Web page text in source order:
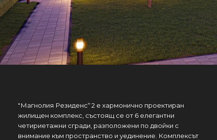
"Магнолия Резиденс“ 2 е хармонично проектиран
жилищен комплекс, състоящ се от 6 елегантни
четириетажни сгради, разположени по двойки с
внимание към пространство и уединение. Комплексът